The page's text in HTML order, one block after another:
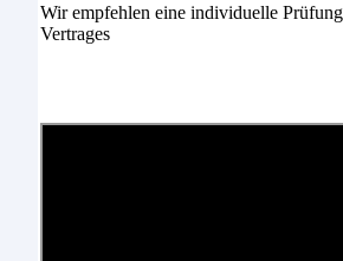
Wir empfehlen eine individuelle
Vertrages